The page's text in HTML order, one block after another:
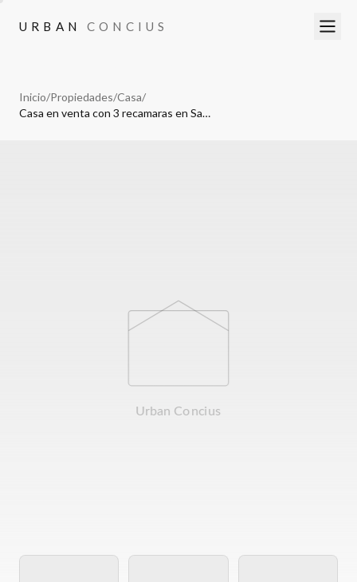
URBAN CONCIUS
URBAN CONCIUS
Inicio/Propiedades/Casa/
Casa en venta con 3 recamaras en San Pedro Cholula Puebla.